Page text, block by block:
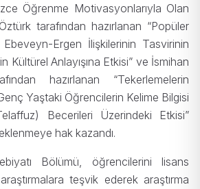
Öğrenme Motivasyonlarıyla Olan
tarafından hazırlanan “Popüler
Ergen İlişkilerinin Tasvirinin
Kültürel Anlayışına Etkisi” ve İsmihan
hazırlanan “Tekerlemelerin
Yaştaki Öğrencilerin Kelime Bilgisi
Becerileri Üzerindeki Etkisi”
hak kazandı.
Bölümü, öğrencilerini lisans
teşvik ederek araştırma